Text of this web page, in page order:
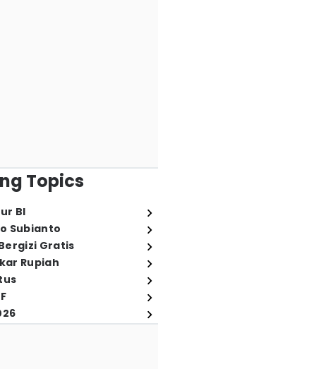
Topics
BI
Subianto
Gratis
Rupiah